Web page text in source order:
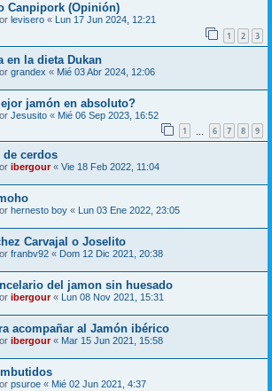
Canpipork (Opinión)
levisero « Lun 17 Jun 2024, 12:21
1 2 3
en la dieta Dukan
grandex « Mié 03 Abr 2024, 12:06
jamón en absoluto?
Jesusito « Mié 06 Sep 2023, 16:52
1 6 7 8 9
de cerdos
ibergour« Vie 18 Feb 2022, 11:04
hernesto boy «
Lun 03 Ene 2022, 23:05
Carvajal o Joselito
franbv92 « Dom 12 Dic 2021, 20:38
del jamon sin huesado
ibergour«
Lun 08 Nov 2021, 15:31
acompañar al Jamón ibérico
ibergour« Mar 15 Jun 2021, 15:58
psuroe « Mié 02 Jun 2021, 4:37